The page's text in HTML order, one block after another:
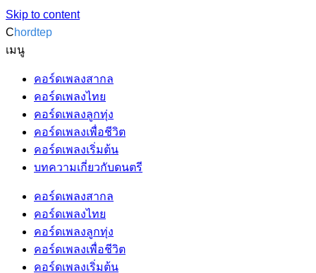
Skip to content
Chordtep
เมนู
คอร์ดเพลงสากล
คอร์ดเพลงไทย
คอร์ดเพลงลูกทุ่ง
คอร์ดเพลงเพื่อชีวิต
คอร์ดเพลงเริ่มต้น
บทความเกี่ยวกับดนตรี
คอร์ดเพลงสากล
คอร์ดเพลงไทย
คอร์ดเพลงลูกทุ่ง
คอร์ดเพลงเพื่อชีวิต
คอร์ดเพลงเริ่มต้น